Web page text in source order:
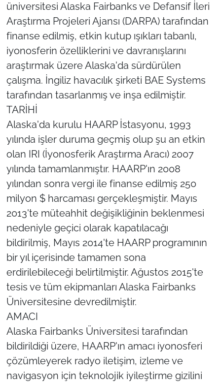
üniversitesi Alaska Fairbanks ve Defansif İleri
Araştırma Projeleri Ajansı (DARPA) tarafından
finanse edilmiş, etkin kutup ışıkları tabanlı,
iyonosferin özelliklerini ve davranışlarını
araştırmak üzere Alaska'da sürdürülen
çalışma. İngiliz havacılık şirketi BAE Systems
tarafından tasarlanmış ve inşa edilmiştir.
TARİHİ
Alaska'da kurulu HAARP İstasyonu, 1993
yılında işler duruma geçmiş olup şu an etkin
olan IRI (İyonosferik Araştırma Aracı) 2007
yılında tamamlanmıştır. HAARP'ın 2008
yılından sonra vergi ile finanse edilmiş 250
milyon $ harcaması gerçekleşmiştir. Mayıs
2013'te müteahhit değişikliğinin beklenmesi
nedeniyle geçici olarak kapatılacağı
bildirilmiş, Mayıs 2014'te HAARP programının
bir yıl içerisinde tamamen sona
erdirilebileceği belirtilmiştir. Ağustos 2015'te
tesis ve tüm ekipmanları Alaska Fairbanks
Üniversitesine devredilmiştir.
AMACI
Alaska Fairbanks Üniversitesi tarafından
bildirildiği üzere, HAARP'ın amacı iyonosferi
çözümleyerek radyo iletişim, izleme ve
navigasyon için teknolojik iyileştirme gizilini